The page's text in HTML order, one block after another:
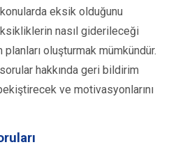
eksik olduğunu
nasıl giderileceği
oluşturmak mümkündür.
hakkında geri bildirim
ve motivasyonlarını